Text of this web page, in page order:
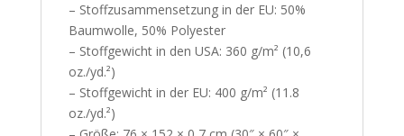
– Stoffzusammensetzung in der EU: 50%
Baumwolle, 50% Polyester
– Stoffgewicht in den USA: 360 g/m² (10,6
oz./yd.²)
– Stoffgewicht in der EU: 400 g/m² (11.8
oz./yd.²)